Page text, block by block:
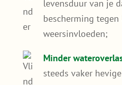
isolerend in zomer en
verkoeling, draagt bij
verhoogt de
woning of schuur niet
ook duurzamer.